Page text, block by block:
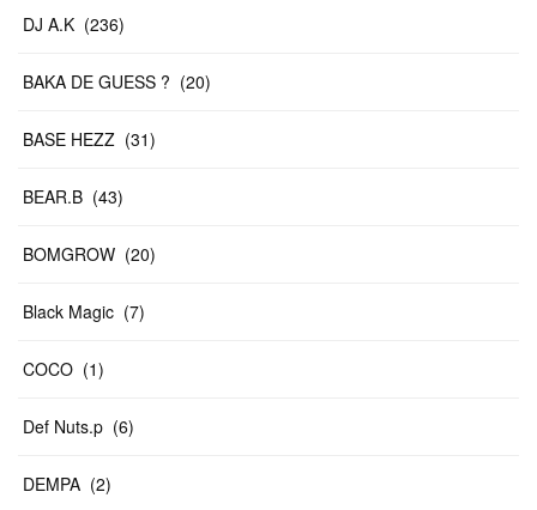
DJ A.K (236)
BAKA DE GUESS ? (20)
BASE HEZZ (31)
BEAR.B (43)
BOMGROW (20)
Black Magic (7)
COCO (1)
Def Nuts.p (6)
DEMPA (2)